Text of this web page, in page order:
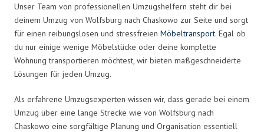
Unser Team von professionellen Umzugshelfern steht dir bei
deinem Umzug von Wolfsburg nach Chaskowo zur Seite und sorgt
für einen reibungslosen und stressfreien Möbeltransport. Egal ob
du nur einige wenige Möbelstücke oder deine komplette
Wohnung transportieren möchtest, wir bieten maßgeschneiderte
Lösungen für jeden Umzug.
Als erfahrene Umzugsexperten wissen wir, dass gerade bei einem
Umzug über eine lange Strecke wie von Wolfsburg nach
Chaskowo eine sorgfältige Planung und Organisation essentiell